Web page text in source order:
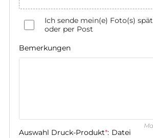
Ich sende mein(e) Foto(s)
oder per Post
Bemerkungen
Auswahl Druck-Produkt*: Datei